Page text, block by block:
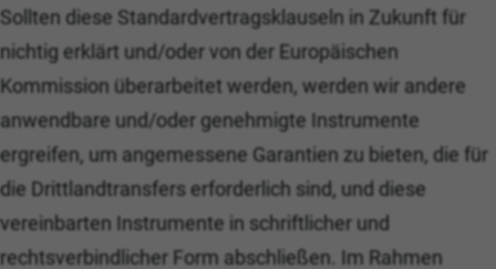
Sollten diese Standardvertragsklauseln in Zukunft für
nichtig erklärt und/oder von der Europäischen
Kommission überarbeitet werden, werden wir andere
anwendbare und/oder genehmigte Instrumente
ergreifen, um angemessene Garantien zu bieten, die für
die Drittlandtransfers erforderlich sind, und diese
vereinbarten Instrumente in schriftlicher und
rechtsverbindlicher Form abschließen. Im Rahmen